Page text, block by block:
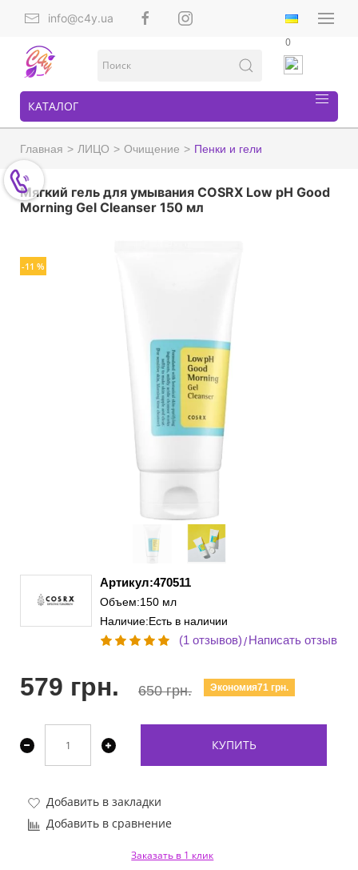
info@c4y.ua
0
КАТАЛОГ
Главная ЛИЦО Очищение Пенки и гели
Мягкий гель для умывания COSRX Low pH Good
Morning Gel Cleanser 150 мл
-11 %
Артикул:470511
Объем:150 мл
Наличие:Есть в наличии
(1 отзывов)/Написать отзыв
579 грн. 650 грн. Экономия71 грн.
КУПИТЬ
Добавить в закладки
Добавить в сравнение
Заказать в 1 клик